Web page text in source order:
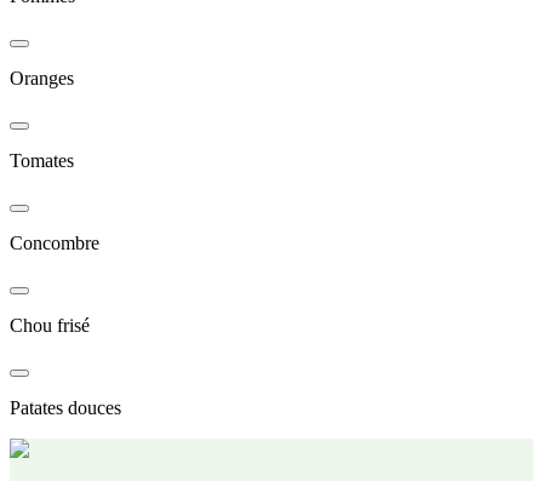
Oranges
Tomates
Concombre
Chou frisé
Patates douces